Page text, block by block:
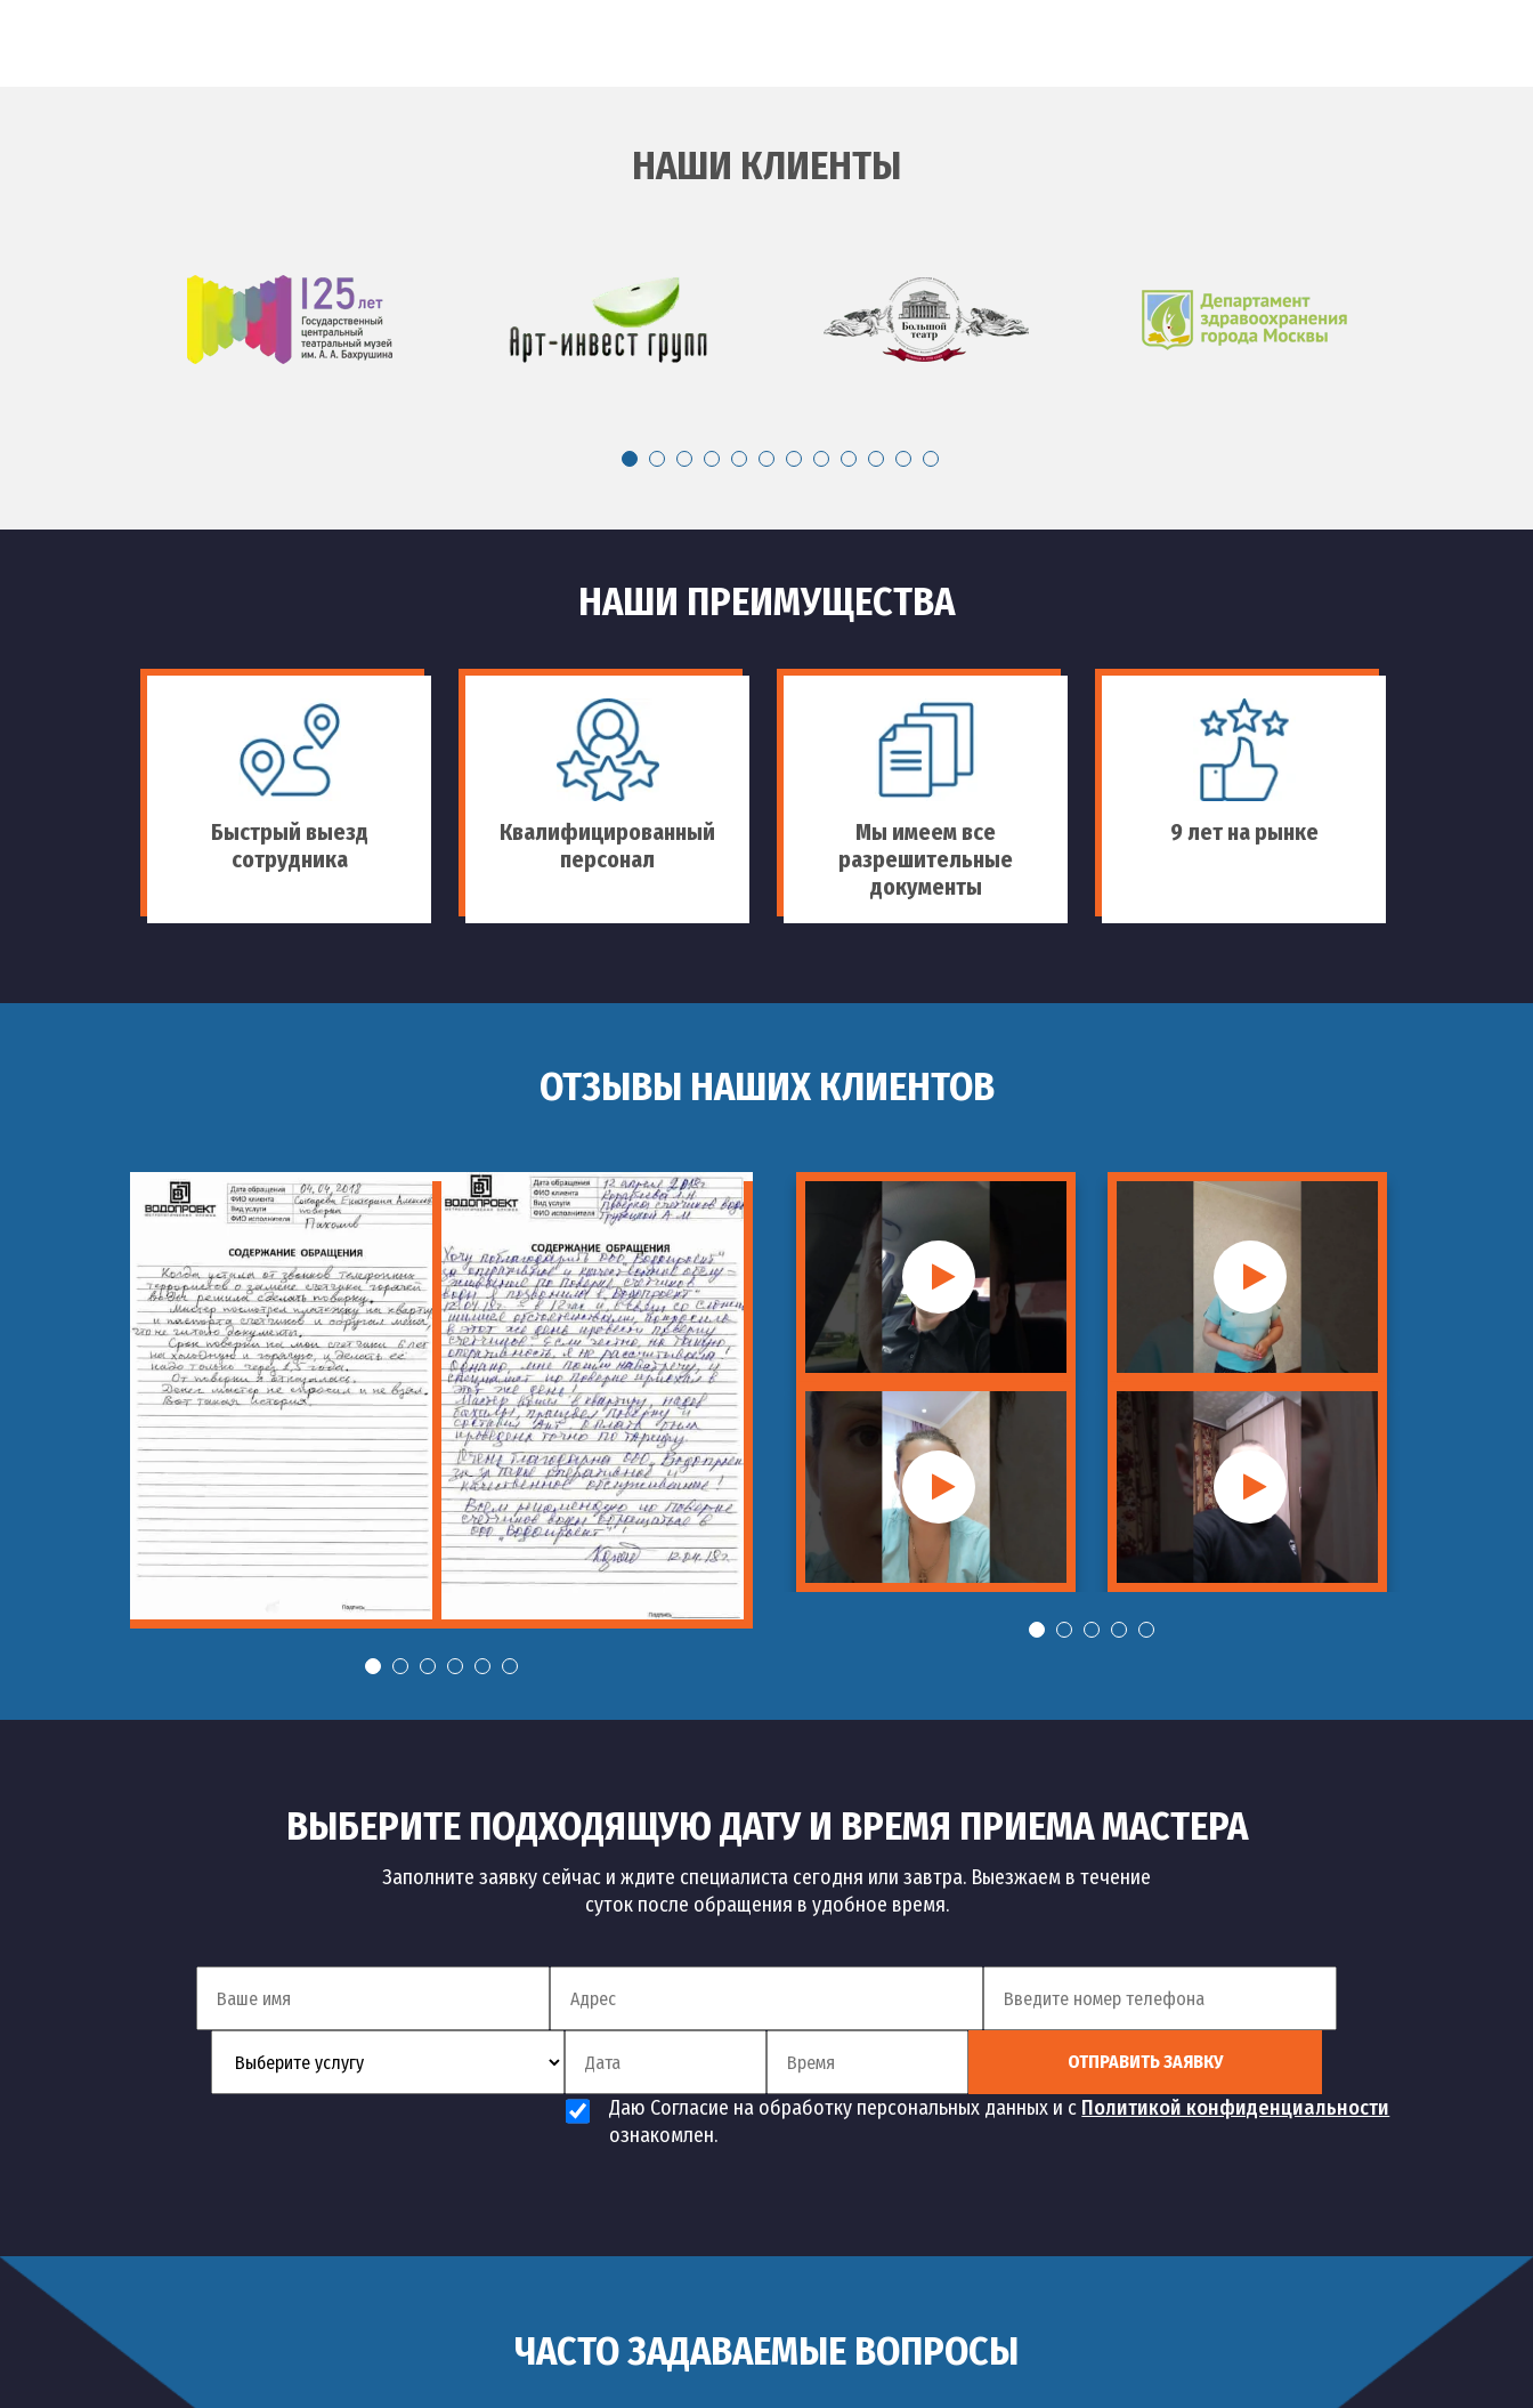
НАШИ КЛИЕНТЫ
НАШИ ПРЕИМУЩЕСТВА
Быстрый выезд
сотрудника
Квалифицированный
персонал
Мы имеем все
разрешительные
документы
9 лет на рынке
ОТЗЫВЫ НАШИХ КЛИЕНТОВ
ВЫБЕРИТЕ ПОДХОДЯЩУЮ ДАТУ И ВРЕМЯ ПРИЕМА МАСТЕРА
Заполните заявку сейчас и ждите специалиста сегодня или завтра. Выезжаем в течение
суток после обращения в удобное время.
ОТПРАВИТЬ ЗАЯВКУ
Даю Согласие на обработку персональных данных и с Политикой конфиденциальности
ознакомлен.
ЧАСТО ЗАДАВАЕМЫЕ ВОПРОСЫ